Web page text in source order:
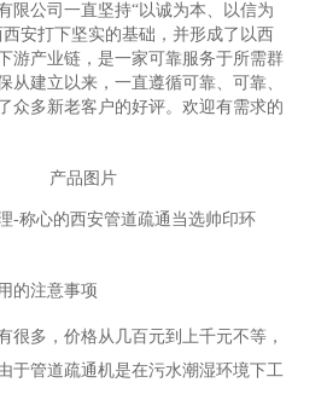
限公司一直坚持“以诚为本、以信为
安打下坚实的基础，并形成了以西
游产业链，是一家可靠服务于所需群
从建立以来，一直遵循可靠、可靠、
众多新老客户的好评。欢迎有需求的
-称心的西安管道疏通当选帅印环
的注意事项
很多，价格从几百元到上千元不等，
于管道疏通机是在污水潮湿环境下工